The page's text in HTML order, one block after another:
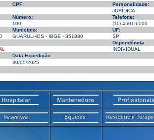
CPF:
Personalidade:
--
JURÍDICA
Número:
Telefone:
100
(11) 4501-6000
Município:
UF:
GUARULHOS - IBGE - 351880
SP
Dependência:
INDIVIDUAL
Data Expedição:
30/05/2025